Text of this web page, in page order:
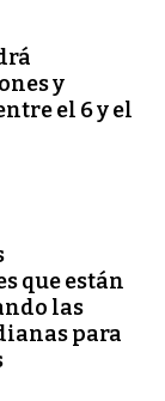
y
el 6 y el
que están
las
para